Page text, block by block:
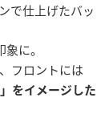
で仕上げたバッ
に。
フロントには
」をイメージした